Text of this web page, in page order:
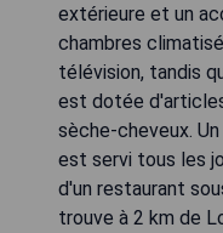
extérieure et un
chambres
télévision, tandis
est dotée
sèche-cheveux.
est servi tous les
d'un restaurant
trouve à 2 km de